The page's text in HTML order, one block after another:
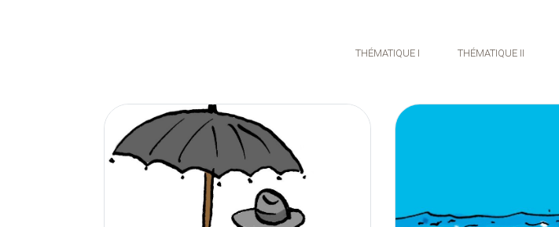
THÉMATIQUE I THÉMATIQUE II